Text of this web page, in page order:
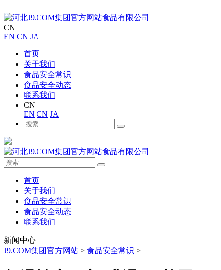
CN
EN CN JA
首页
关于我们
食品安全常识
食品安全动态
联系我们
CN
EN CN JA
首页
关于我们
食品安全常识
食品安全动态
联系我们
新闻中心
J9.COM集团官方网站 > 食品安全常识 >